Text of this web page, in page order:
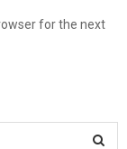
for the next